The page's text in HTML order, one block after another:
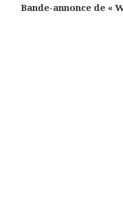
Bande-annonce de «